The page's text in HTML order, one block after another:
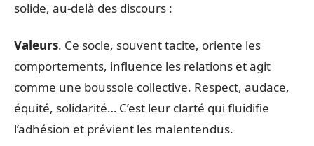
solide, au-delà des discours :
Valeurs. Ce socle, souvent tacite, oriente les
comportements, influence les relations et agit
comme une boussole collective. Respect, audace,
équité, solidarité… C’est leur clarté qui fluidifie
l’adhésion et prévient les malentendus.